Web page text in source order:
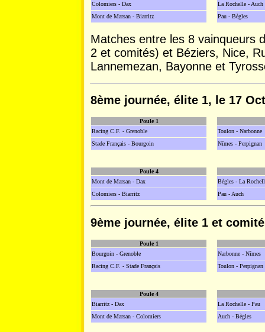
Colomiers - Dax
La Rochelle - Auch
Mont de Marsan - Biarritz
Pau - Bègles
Matches entre les 8 vainqueurs
2 et comités) et Béziers, Nice,
Lannemezan, Bayonne et
8ème journée, élite 1, le 17
Poule 1
Racing C.F. - Grenoble
Toulon - Narbonne
Stade Français - Bourgoin
Nîmes - Perpignan
Poule 4
Mont de Marsan - Dax
Bègles - La
Colomiers - Biarritz
Pau - Auch
9ème journée, élite 1 et
Poule 1
Bourgoin - Grenoble
Narbonne - Nîmes
Racing C.F. - Stade Français
Toulon - Perpignan
Poule 4
Biarritz - Dax
La Rochelle - Pau
Mont de Marsan - Colomiers
Auch - Bègles